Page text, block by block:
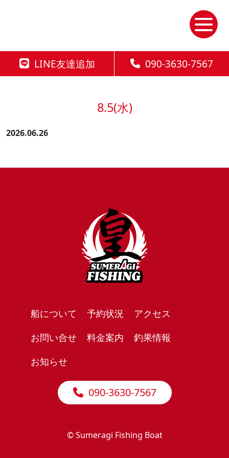
LINE友達追加 090-3630-7567
8.5(水)
2026.06.26
船について 予約状況
アクセス
お問い合せ
料金案内
釣果情報
お知らせ
090-3630-7567
© Sumeragi Fishing Boat